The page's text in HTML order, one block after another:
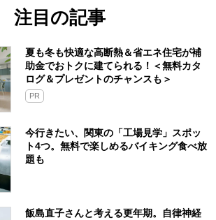
注目の記事
夏も冬も快適な高断熱＆省エネ住宅が補
助金でおトクに建てられる！＜無料カタ
ログ＆プレゼントのチャンスも＞
PR
今行きたい、関東の「工場見学」スポッ
ト4つ。無料で楽しめるバイキング食べ放
題も
飯島直子さんと考える更年期。自律神経